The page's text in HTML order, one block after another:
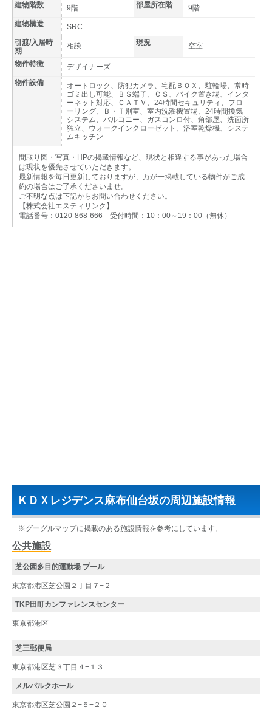
建物階数
9階 部屋所在階
9階
建物構造
SRC
引渡/入居時
期
相談 現況 空室
物件特徴
デザイナーズ
物件設備
オートロック、防犯カメラ、宅配ＢＯＸ、駐輪場、常時
ゴミ出し可能、ＢＳ端子、ＣＳ、バイク置き場、インタ
ーネット対応、ＣＡＴＶ、24時間セキュリティ、フロ
ーリング、Ｂ・Ｔ別室、室内洗濯機置場、24時間換気
システム、バルコニー、ガスコンロ付、角部屋、洗面所
独立、ウォークインクローゼット、浴室乾燥機、システ
ムキッチン
間取り図・写真・HPの掲載情報など、現状と相違する事があった場合
は現状を優先させていただきます。
最新情報を毎日更新しておりますが、万が一掲載している物件がご成
約の場合はご了承くださいませ。
ご不明な点は下記からお問い合わせください。
【株式会社エスティリンク】
電話番号：0120-868-666 受付時間：10：00～19：00（無休）
ＫＤＸレジデンス麻布仙台坂の周辺施設情報
※グーグルマップに掲載のある施設情報を参考にしています。
公共施設
芝公園多目的運動場 プール
東京都港区芝公園２丁目７−２
TKP田町カンファレンスセンター
東京都港区
芝三郵便局
東京都港区芝３丁目４−１３
メルパルクホール
東京都港区芝公園２−５−２０